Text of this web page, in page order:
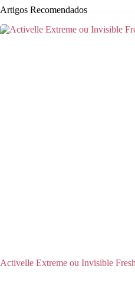
Artigos Recomendados
Activelle Extreme ou Invisible